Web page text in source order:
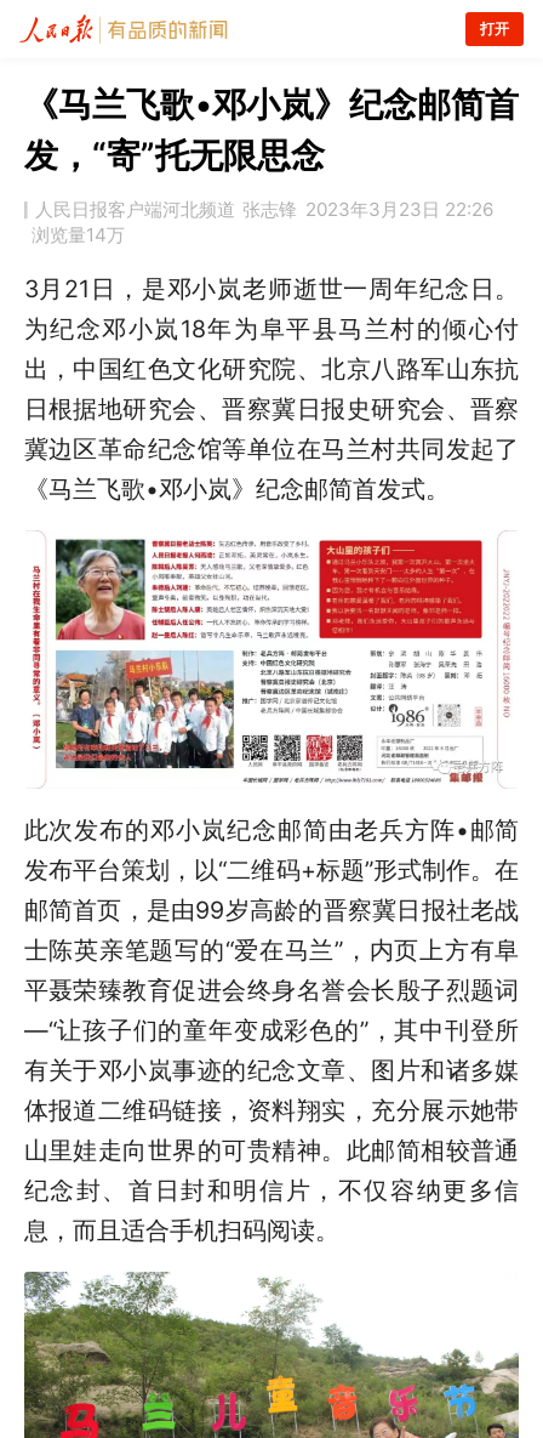
打开
《马兰飞歌•邓小岚》纪念邮简首
发，“寄”托无限思念
人民日报客户端河北频道 张志锋 2023年3月23日 22:26
浏览量14万
3月21日，是邓小岚老师逝世一周年纪念日。
为纪念邓小岚18年为阜平县马兰村的倾心付
出，中国红色文化研究院、北京八路军山东抗
日根据地研究会、晋察冀日报史研究会、晋察
冀边区革命纪念馆等单位在马兰村共同发起了
《马兰飞歌•邓小岚》纪念邮简首发式。
此次发布的邓小岚纪念邮简由老兵方阵•邮简
发布平台策划，以“二维码+标题”形式制作。在
邮简首页，是由99岁高龄的晋察冀日报社老战
士陈英亲笔题写的“爱在马兰”，内页上方有阜
平聂荣臻教育促进会终身名誉会长殷子烈题词
—“让孩子们的童年变成彩色的”，其中刊登所
有关于邓小岚事迹的纪念文章、图片和诸多媒
体报道二维码链接，资料翔实，充分展示她带
山里娃走向世界的可贵精神。此邮简相较普通
纪念封、首日封和明信片，不仅容纳更多信
息，而且适合手机扫码阅读。